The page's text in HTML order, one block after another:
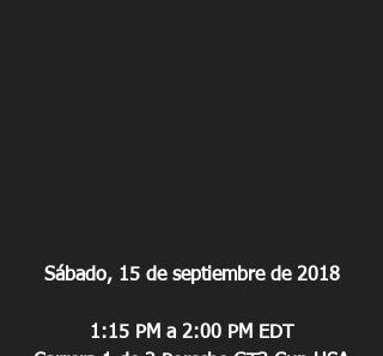
Sábado, 15 de septiembre de 2018
1:15 PM a 2:00 PM EDT